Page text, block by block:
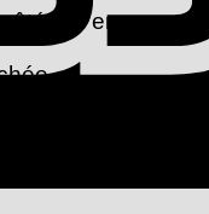
dur en
en suède,
entre les deux.